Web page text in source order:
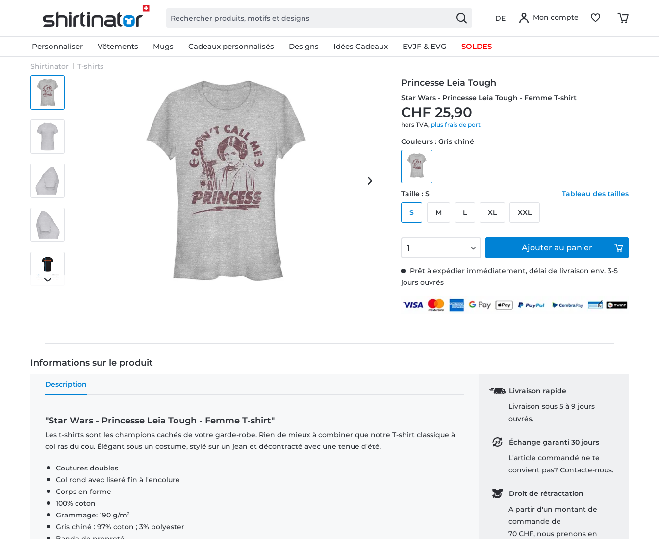
DE Mon compte
Personnaliser Vêtements Mugs Cadeaux personnalisés Designs Idées Cadeaux EVJF & EVG SOLDES
Shirtinator T-shirts
Princesse Leia Tough
Star Wars - Princesse Leia Tough - Femme T-shirt
CHF 25,90
hors TVA, plus frais de port
Prêt à expédier immédiatement, délai de livraison env. 3-5
jours ouvrés
Couleurs : Gris chiné
Taille : S Tableau des tailles
S M L XL XXL
Ajouter au panier
Informations sur le produit
Description
"Star Wars - Princesse Leia Tough - Femme T-shirt"
Les t-shirts sont les champions cachés de votre garde-robe. Rien de mieux à combiner que notre T-shirt classique à
col ras du cou. Élégant sous un costume, stylé sur un jean et décontracté avec une tenue d'été.
Coutures doubles
Col rond avec liseré fin à l'encolure
Corps en forme
100% coton
Grammage: 190 g/m²
Gris chiné : 97% coton ; 3% polyester
Livraison rapide
Livraison sous 5 à 9 jours
ouvrés.
Échange garanti 30 jours
L'article commandé ne te
convient pas? Contacte-nous.
Droit de rétractation
A partir d'un montant de
commande de
70 CHF, nous prenons en